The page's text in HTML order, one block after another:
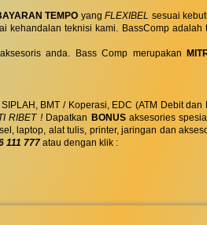
TEMPO yangFLEXIBEL sesuai
teknisi kami. BassComp adalah
anda. Bass Comp merupakan
BMT / Koperasi, EDC (ATM Debit dan
RIBET !Dapatkan BONUSaksesories
laptop, alat tulis, printer, jaringan dan
111 777 atau dengan klik :